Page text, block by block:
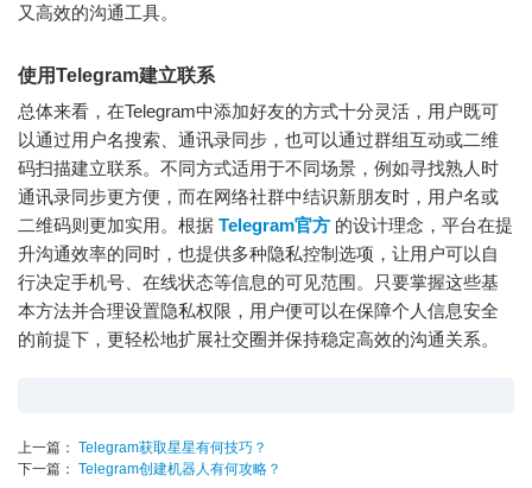
又高效的沟通工具。
使用Telegram建立联系
总体来看，在Telegram中添加好友的方式十分灵活，用户既可
以通过用户名搜索、通讯录同步，也可以通过群组互动或二维
码扫描建立联系。不同方式适用于不同场景，例如寻找熟人时
通讯录同步更方便，而在网络社群中结识新朋友时，用户名或
二维码则更加实用。根据 Telegram官方 的设计理念，平台在提
升沟通效率的同时，也提供多种隐私控制选项，让用户可以自
行决定手机号、在线状态等信息的可见范围。只要掌握这些基
本方法并合理设置隐私权限，用户便可以在保障个人信息安全
的前提下，更轻松地扩展社交圈并保持稳定高效的沟通关系。
上一篇： Telegram获取星星有何技巧？
下一篇： Telegram创建机器人有何攻略？